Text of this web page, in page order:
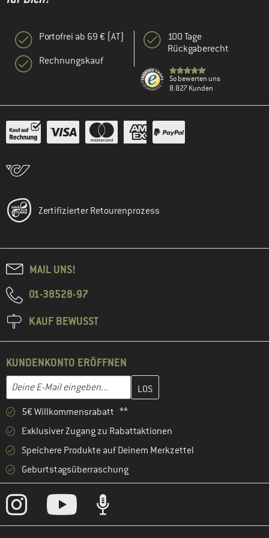
Portofrei ab 69 € (AT)
Rechnungskauf
100 Tage
Rückgaberecht
So bewerten uns
8.827 Kunden
Zertifizierter Retourenprozess
MAIL UNS!
01-38528-97
KAUF BEWUSST
KUNDENKONTO ERÖFFNEN
E-Mail-Adresse
Gib hier deine E-Mail-Adresse ein und erstelle im nächsten
5€ Willkommensrabatt **
Exklusiver Zugang zu Rabattaktionen
Speichere Produkte auf Deinem Merkzettel
Geburtstagsüberraschung